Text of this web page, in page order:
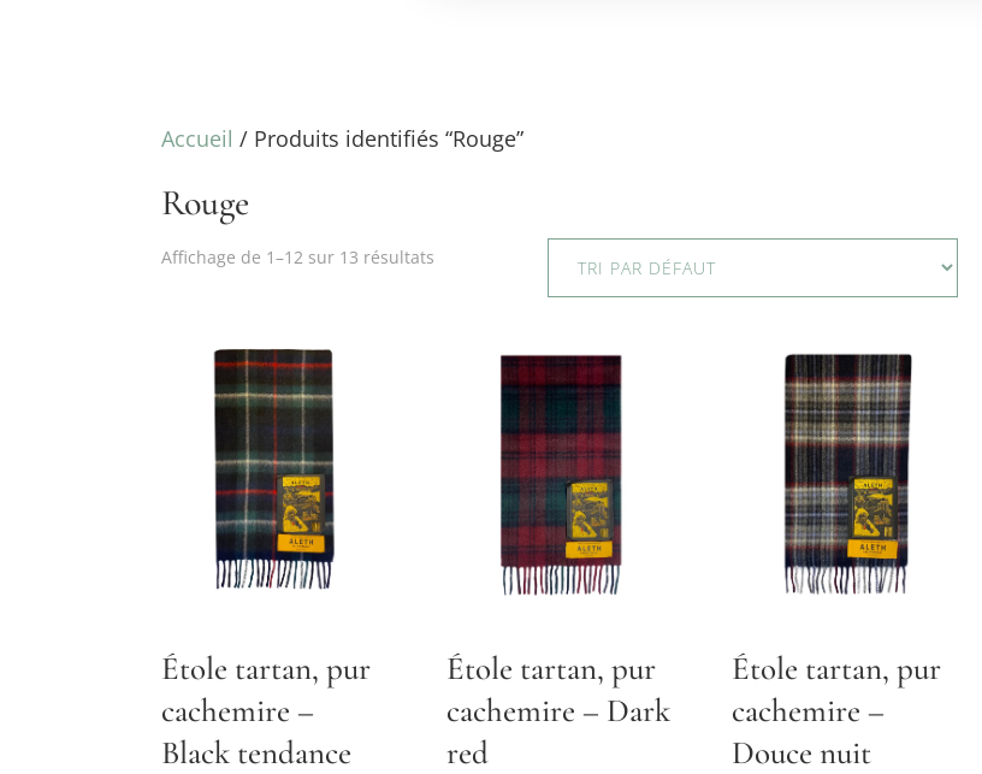
Accueil / Produits identifiés “Rouge”
Rouge
Affichage de 1–12 sur 13 résultats
Étole tartan, pur
cachemire –
Black tendance
Étole tartan, pur
cachemire – Dark
red
Étole tartan, pur
cachemire –
Douce nuit